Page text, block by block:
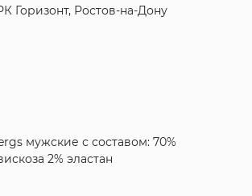
Горизонт, Ростов-на-Дону
мужские с составом: 70%
2% эластан